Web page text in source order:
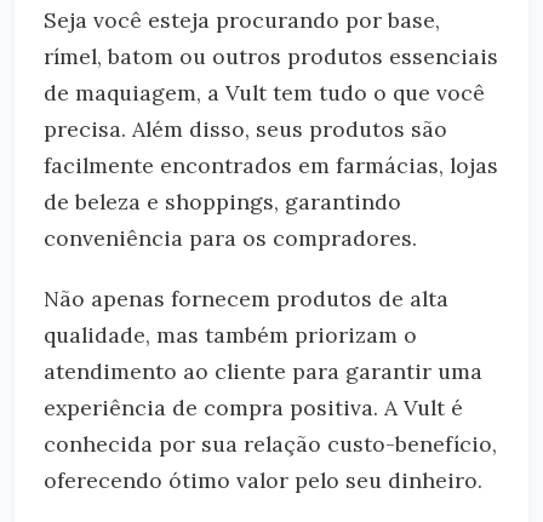
Seja você esteja procurando por base,
rímel, batom ou outros produtos essenciais
de maquiagem, a Vult tem tudo o que você
precisa. Além disso, seus produtos são
facilmente encontrados em farmácias, lojas
de beleza e shoppings, garantindo
conveniência para os compradores.
Não apenas fornecem produtos de alta
qualidade, mas também priorizam o
atendimento ao cliente para garantir uma
experiência de compra positiva. A Vult é
conhecida por sua relação custo-benefício,
oferecendo ótimo valor pelo seu dinheiro.